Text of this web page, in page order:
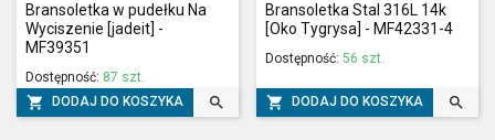
Bransoletka w pudełku Na
Wyciszenie [jadeit] -
MF39351
Dostępność: 87 szt.
 DODAJ DO KOSZYKA 
Bransoletka Stal 316L 14k
[Oko Tygrysa] - MF42331-4
Dostępność: 56 szt.
 DODAJ DO KOSZYKA 